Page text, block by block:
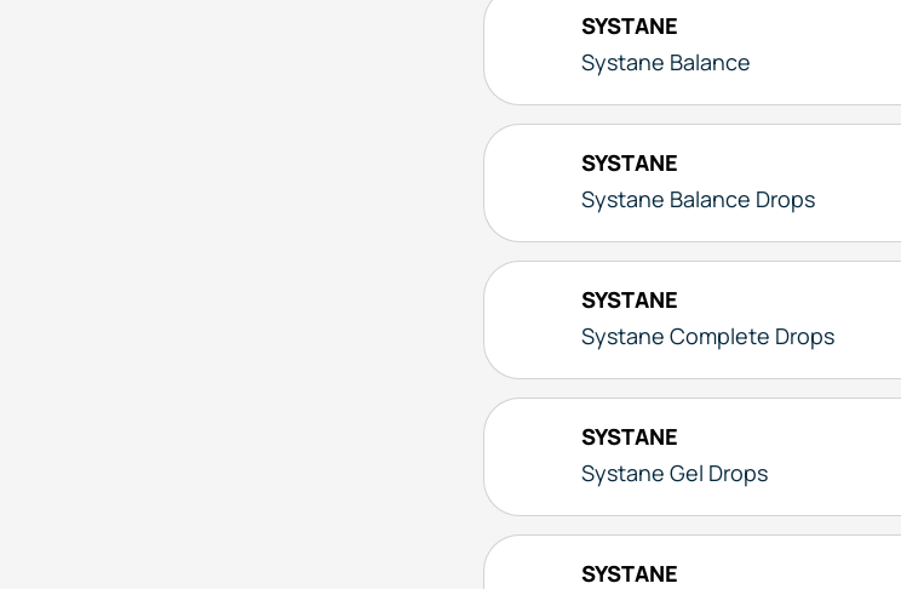
SYSTANE
Systane Balance
SYSTANE
Systane Balance Drops
SYSTANE
Systane Complete Drops
SYSTANE
Systane Gel Drops
SYSTANE